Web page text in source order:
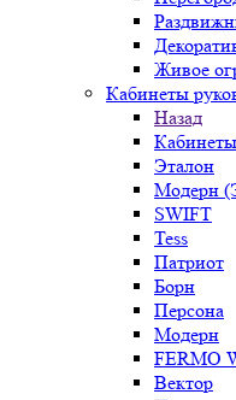
Живое
Кабинеты
Назад
Эталон
Модерн
SWIFT
Tess
Патриот
Борн
Персона
Модерн
FERMO
Вектор